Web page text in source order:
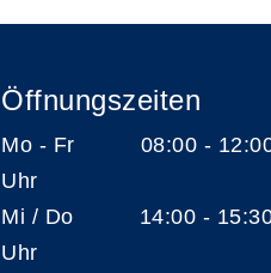
Öffnungszeiten
Mo - Fr 08:00 -
Uhr
Mi / Do 14:00 -
Uhr